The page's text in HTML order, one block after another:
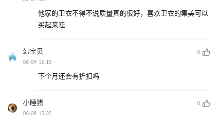
他家的卫衣不得不说质量真的很好，喜欢卫衣的集美可以
买起来哇
幻宝贝
0
06-09 16:10
下个月还会有折扣吗
小睡猪
0
06-09 15:35